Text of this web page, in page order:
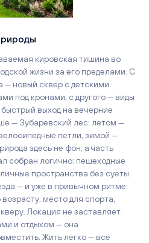
кировская тишина во
жизни за его пределами. С
— новый сквер с детскими
под кронами, с другого — виды
выход на вечерние
— Зубаревский лес: летом —
петли, зимой —
здесь не фон, а часть
собран логично: пешеходные
пространства без суеты.
— и уже в привычном ритме:
место для спорта,
Локация не заставляет
и отдыхом — она
Жить легко — всё